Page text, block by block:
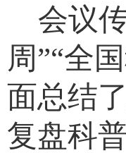
会议传
周”“全
面总结
复盘科